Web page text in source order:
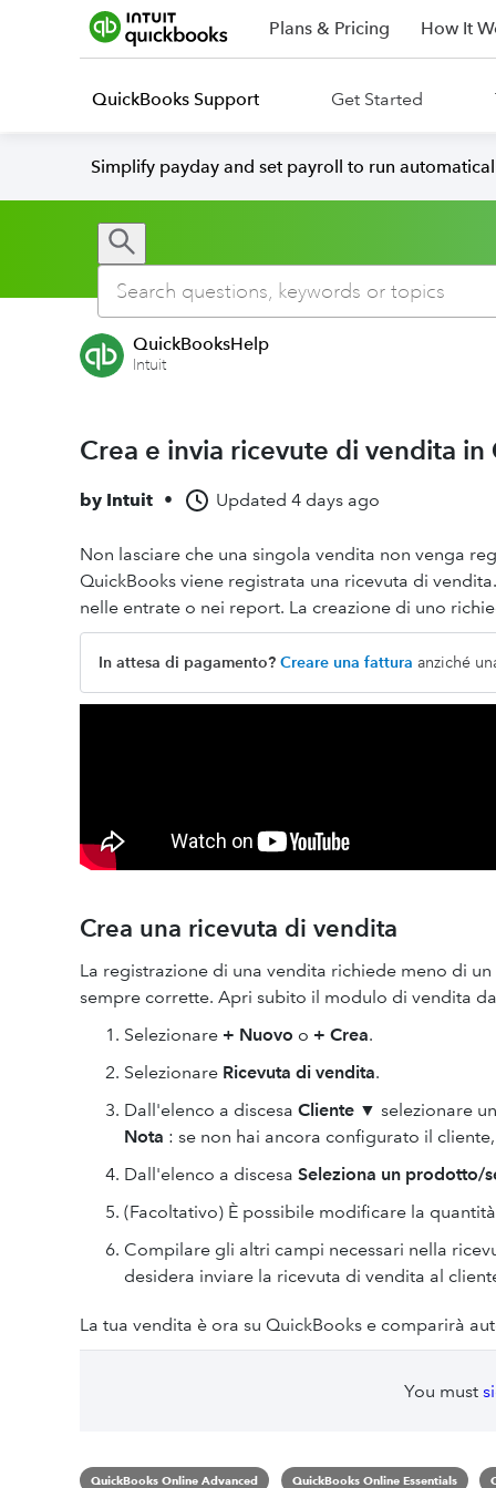
Plans & Pricing How It
QuickBooks Support Get Started
Simplify payday and set payroll to run
QuickBooksHelp
Intuit
Crea e invia ricevute di vendita
by Intuit • Updated 4 days ago
Non lasciare che una singola vendita non venga
QuickBooks viene registrata una ricevuta di
nelle entrate o nei report. La creazione di uno
In attesa di pagamento? Creare una fattura anziché
Crea una ricevuta di vendita
La registrazione di una vendita richiede meno di
sempre corrette. Apri subito il modulo di vendita
Selezionare + Nuovo o + Crea.
Selezionare Ricevuta di vendita.
Dall'elenco a discesa Cliente ▼ selezionare
Nota : se non hai ancora configurato il
Dall'elenco a discesa Seleziona un prodotto/
(Facoltativo) È possibile modificare la
Compilare gli altri campi necessari nella
desidera inviare la ricevuta di vendita al
La tua vendita è ora su QuickBooks e comparirà
You must
QuickBooks Online Advanced QuickBooks Online Essentials